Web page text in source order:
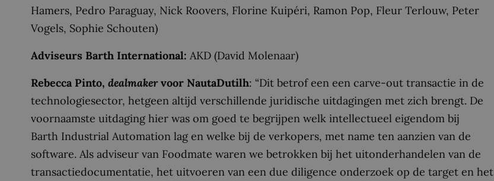
Hamers, Pedro Paraguay, Nick Roovers, Florine Kuipéri, Ramon Pop, Fleur Terlouw, Peter
Vogels, Sophie Schouten)
Adviseurs Barth International: AKD (David Molenaar)
Rebecca Pinto, dealmakervoor NautaDutilh: “Dit betrof een een carve-out transactie in de
technologiesector, hetgeen altijd verschillende juridische uitdagingen met zich brengt. De
voornaamste uitdaging hier was om goed te begrijpen welk intellectueel eigendom bij
Barth Industrial Automation lag en welke bij de verkopers, met name ten aanzien van de
software. Als adviseur van Foodmate waren we betrokken bij het uitonderhandelen van de
transactiedocumentatie, het uitvoeren van een due diligence onderzoek op de target en het